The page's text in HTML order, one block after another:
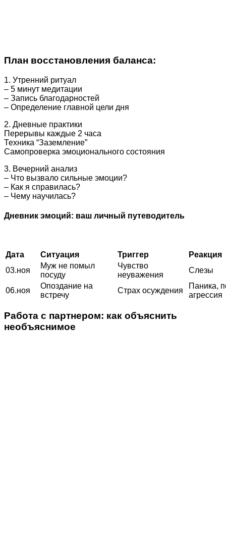
План восстановления баланса:
1. Утренний ритуал
– 5 минут медитации
– Запись благодарностей
– Определение главной цели дня
2. Дневные практики
Перерывы каждые 2 часа
Техника “Заземление”
Самопроверка эмоционального состояния
3. Вечерний анализ
– Что вызвало сильные эмоции?
– Как я справилась?
– Чему научилась?
Дневник эмоций: ваш личный путеводитель
Дата Ситуация Триггер
Реакция
03.ноя
Муж не помыл
посуду
Чувство
неуважения
Слезы
06.ноя
Опоздание на
встречу
Страх осуждения
Паника,
агрессия
Работа с партнером: как объяснить
необъяснимое